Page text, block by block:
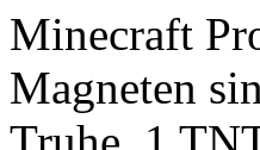
Minecraft
Magneten